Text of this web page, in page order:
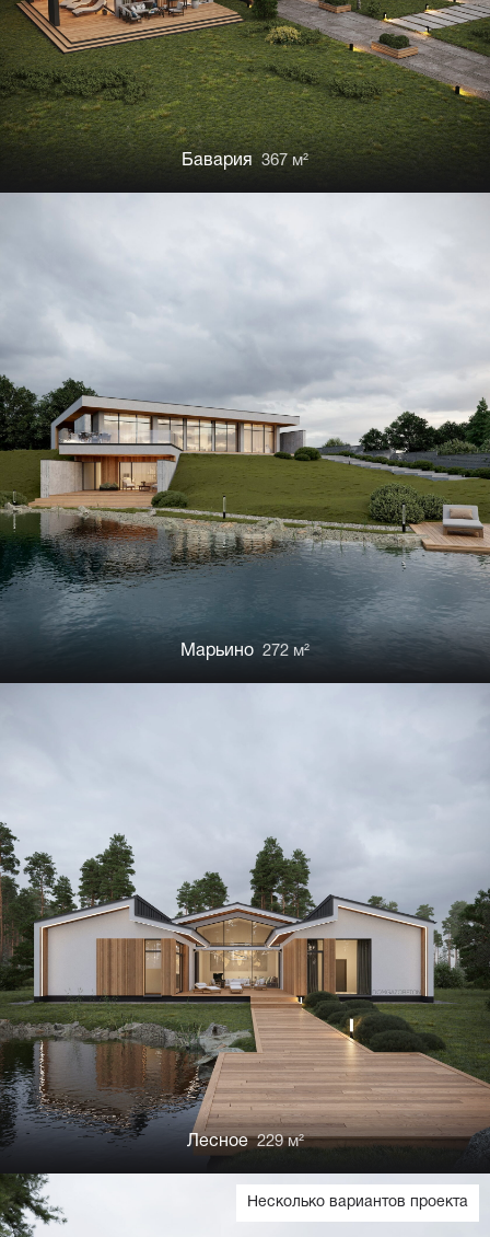
Бавария 367 м²
Марьино 272 м²
Лесное 229 м²
Несколько вариантов проекта